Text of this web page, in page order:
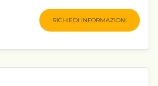
RICHIEDI INFORMAZIONI